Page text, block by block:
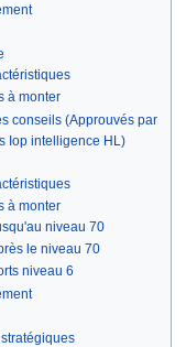
à monter
conseils (Approuvés par
Iop intelligence HL)
à monter
niveau 70
le niveau 70
niveau 6